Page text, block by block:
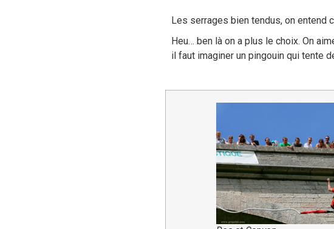
Les serrages bien tendus, on entend
Heu… ben là on a plus le choix. On
il faut imaginer un pingouin qui tente